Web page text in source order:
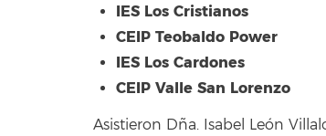
IES Los Cristianos
CEIP Teobaldo Power
IES Los Cardones
CEIP Valle San Lorenzo
Asistieron Dña. Isabel León